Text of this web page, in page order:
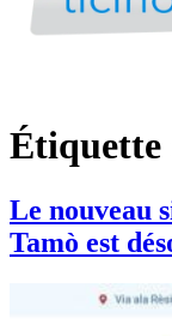
Étiquette
Le nouveau
Tamò est